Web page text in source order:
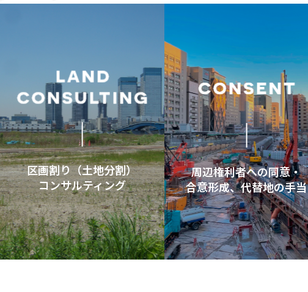
区画割り（土地分割）
コンサルティング
周辺権利者への同意・
合意形成、代替地の手当